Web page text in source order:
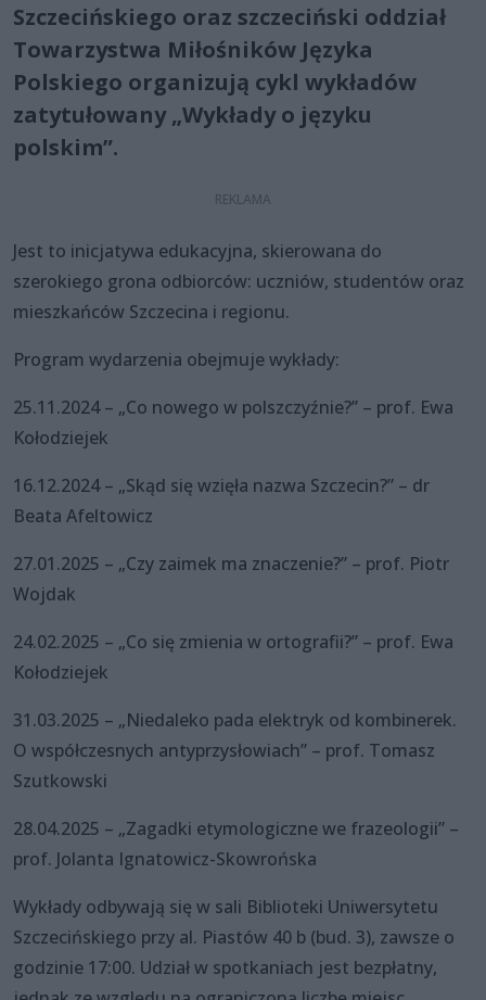
Szczecińskiego oraz szczeciński oddział
Towarzystwa Miłośników Języka
Polskiego organizują cykl wykładów
zatytułowany „Wykłady o języku
polskim”.
Jest to inicjatywa edukacyjna, skierowana do
szerokiego grona odbiorców: uczniów, studentów oraz
mieszkańców Szczecina i regionu.
Program wydarzenia obejmuje wykłady:
25.11.2024 – „Co nowego w polszczyźnie?” – prof. Ewa
Kołodziejek
16.12.2024 – „Skąd się wzięła nazwa Szczecin?” – dr
Beata Afeltowicz
27.01.2025 – „Czy zaimek ma znaczenie?” – prof. Piotr
Wojdak
24.02.2025 – „Co się zmienia w ortografii?” – prof. Ewa
Kołodziejek
31.03.2025 – „Niedaleko pada elektryk od kombinerek.
O współczesnych antyprzysłowiach” – prof. Tomasz
Szutkowski
28.04.2025 – „Zagadki etymologiczne we frazeologii” –
prof. Jolanta Ignatowicz-Skowrońska
Wykłady odbywają się w sali Biblioteki Uniwersytetu
Szczecińskiego przy al. Piastów 40 b (bud. 3), zawsze o
godzinie 17:00. Udział w spotkaniach jest bezpłatny,